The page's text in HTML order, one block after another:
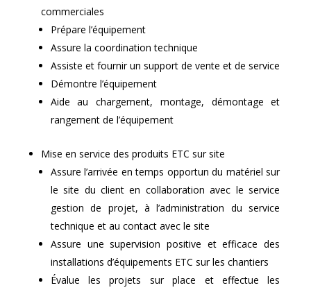
commerciales
Prépare l’équipement
Assure la coordination technique
Assiste et fournir un support de vente et de service
Démontre l’équipement
Aide au chargement, montage, démontage et
rangement de l’équipement
Mise en service des produits ETC sur site
Assure l’arrivée en temps opportun du matériel sur
le site du client en collaboration avec le service
gestion de projet, à l’administration du service
technique et au contact avec le site
Assure une supervision positive et efficace des
installations d’équipements ETC sur les chantiers
Évalue les projets sur place et effectue les